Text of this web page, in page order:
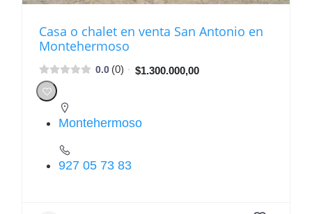
Casa o chalet en venta San Antonio en
Montehermoso
0.0 (0) $1.300.000,00
Montehermoso
927 05 73 83